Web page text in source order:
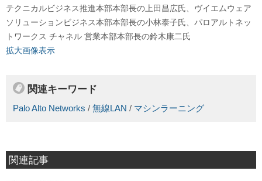
テクニカルビジネス推進本部本部長の上田昌広氏、ヴイエムウェア
ソリューションビジネス本部本部長の小林泰子氏、パロアルトネッ
トワークス チャネル 営業本部本部長の鈴木康二氏
拡大画像表示
関連キーワード
Palo Alto Networks / 無線LAN / マシンラーニング
関連記事